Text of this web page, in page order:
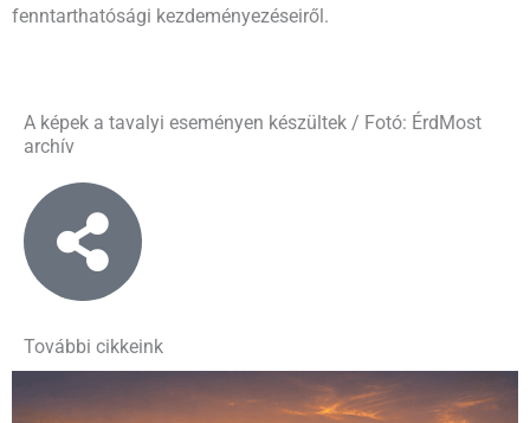
fenntarthatósági kezdeményezéseiről.
A képek a tavalyi eseményen készültek / Fotó: ÉrdMost
archív
További cikkeink